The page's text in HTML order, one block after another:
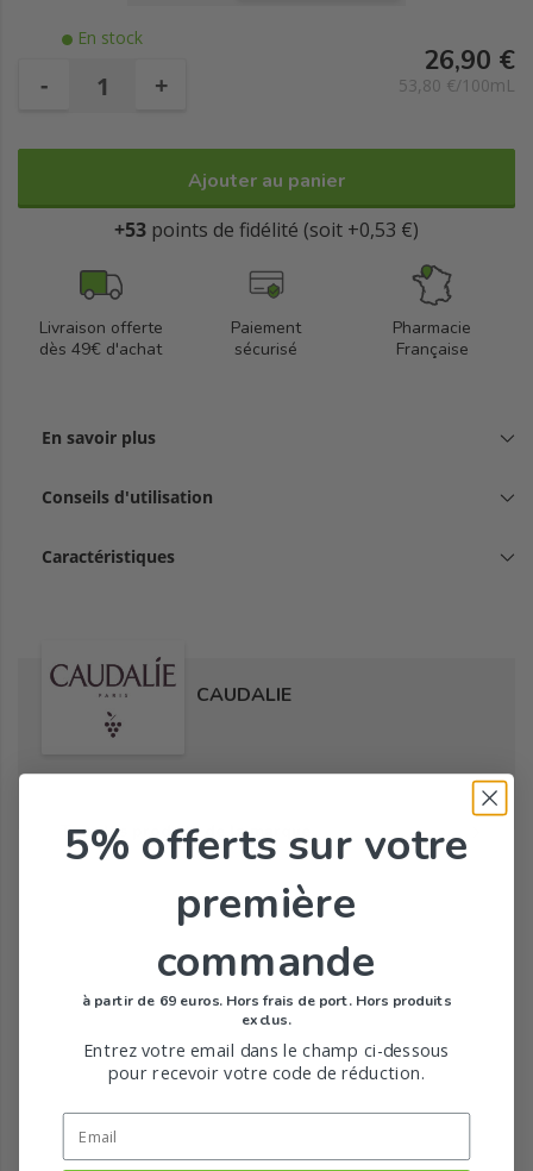
écoresponsable. Testée sous contrôle dermatologique, cette
crème sublime votre peau nuit après nuit pour qu'elle soit
éclatante de beauté au réveil.
En stock
- +
26,90 €
53,80 €/100mL
Ajouter au panier
+53 points de fidélité (soit +0,53 €)
Livraison offerte
dès 49€ d'achat
Paiement
sécurisé
Pharmacie
Française
En savoir plus
Conseils d'utilisation
Caractéristiques
CAUDALIE
Tous les produits de la marque
5% offerts sur votre
première
commande
à partir de 69 euros. Hors frais de port. Hors produits
exclus.
Entrez votre email dans le champ ci-dessous
pour recevoir votre code de réduction.